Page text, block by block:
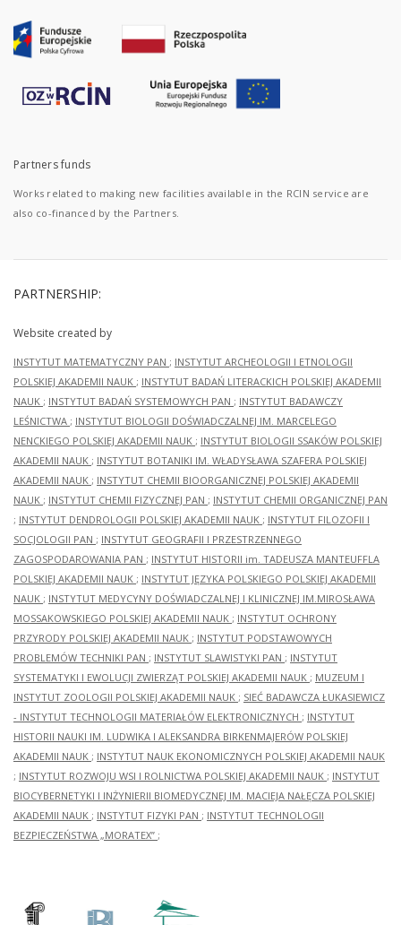
Partners funds
Works related to making new facilities available in the RCIN service are
also co-financed by the Partners.
PARTNERSHIP:
Website created by
INSTYTUT MATEMATYCZNY PAN ; INSTYTUT ARCHEOLOGII I ETNOLOGII
POLSKIEJ AKADEMII NAUK ; INSTYTUT BADAŃ LITERACKICH POLSKIEJ AKADEMII
NAUK ; INSTYTUT BADAŃ SYSTEMOWYCH PAN ; INSTYTUT BADAWCZY
LEŚNICTWA ; INSTYTUT BIOLOGII DOŚWIADCZALNEJ IM. MARCELEGO
NENCKIEGO POLSKIEJ AKADEMII NAUK ; INSTYTUT BIOLOGII SSAKÓW POLSKIEJ
AKADEMII NAUK ; INSTYTUT BOTANIKI IM. WŁADYSŁAWA SZAFERA POLSKIEJ
AKADEMII NAUK ; INSTYTUT CHEMII BIOORGANICZNEJ POLSKIEJ AKADEMII
NAUK ; INSTYTUT CHEMII FIZYCZNEJ PAN ; INSTYTUT CHEMII ORGANICZNEJ PAN
; INSTYTUT DENDROLOGII POLSKIEJ AKADEMII NAUK ; INSTYTUT FILOZOFII I
SOCJOLOGII PAN ; INSTYTUT GEOGRAFII I PRZESTRZENNEGO
ZAGOSPODAROWANIA PAN ; INSTYTUT HISTORII im. TADEUSZA MANTEUFFLA
POLSKIEJ AKADEMII NAUK ; INSTYTUT JĘZYKA POLSKIEGO POLSKIEJ AKADEMII
NAUK ; INSTYTUT MEDYCYNY DOŚWIADCZALNEJ I KLINICZNEJ IM.MIROSŁAWA
MOSSAKOWSKIEGO POLSKIEJ AKADEMII NAUK ; INSTYTUT OCHRONY
PRZYRODY POLSKIEJ AKADEMII NAUK ; INSTYTUT PODSTAWOWYCH
PROBLEMÓW TECHNIKI PAN ; INSTYTUT SLAWISTYKI PAN ; INSTYTUT
SYSTEMATYKI I EWOLUCJI ZWIERZĄT POLSKIEJ AKADEMII NAUK ; MUZEUM I
INSTYTUT ZOOLOGII POLSKIEJ AKADEMII NAUK ; SIEĆ BADAWCZA ŁUKASIEWICZ
- INSTYTUT TECHNOLOGII MATERIAŁÓW ELEKTRONICZNYCH ; INSTYTUT
HISTORII NAUKI IM. LUDWIKA I ALEKSANDRA BIRKENMAJERÓW POLSKIEJ
AKADEMII NAUK ; INSTYTUT NAUK EKONOMICZNYCH POLSKIEJ AKADEMII NAUK
; INSTYTUT ROZWOJU WSI I ROLNICTWA POLSKIEJ AKADEMII NAUK ; INSTYTUT
BIOCYBERNETYKI I INŻYNIERII BIOMEDYCZNEJ IM. MACIEJA NAŁĘCZA POLSKIEJ
AKADEMII NAUK ; INSTYTUT FIZYKI PAN ; INSTYTUT TECHNOLOGII
BEZPIECZEŃSTWA „MORATEX” ;